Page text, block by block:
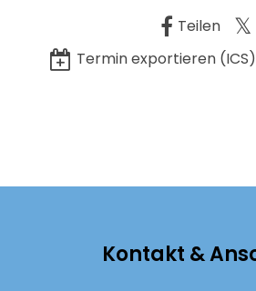
Teilen
Termin exportieren (ICS)
Kontakt &